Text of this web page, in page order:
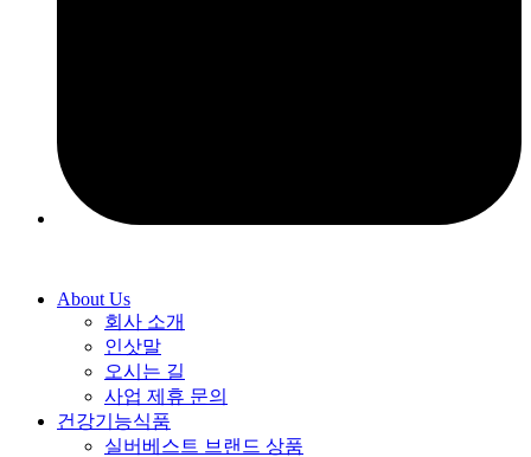
About Us
회사 소개
인삿말
오시는 길
사업 제휴 문의
건강기능식품
실버베스트 브랜드 상품